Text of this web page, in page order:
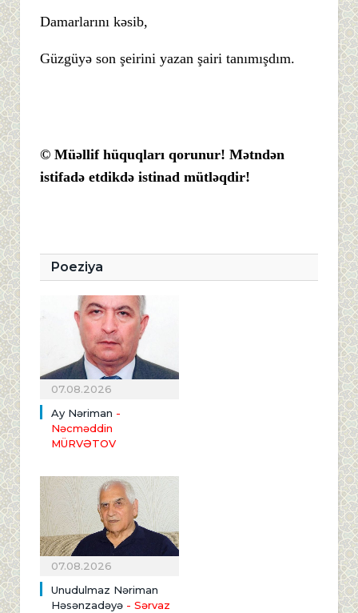
Damarlarını kəsib,
Güzgüyə son şeirini yazan şairi tanımışdım.
© Müəllif hüquqları qorunur! Mətndən
istifadə etdikdə istinad mütləqdir!
Poeziya
07.08.2026
Ay Nəriman -
Nəcməddin
MÜRVƏTOV
07.08.2026
Unudulmaz Nəriman
Həsənzadəyə - Sərvaz